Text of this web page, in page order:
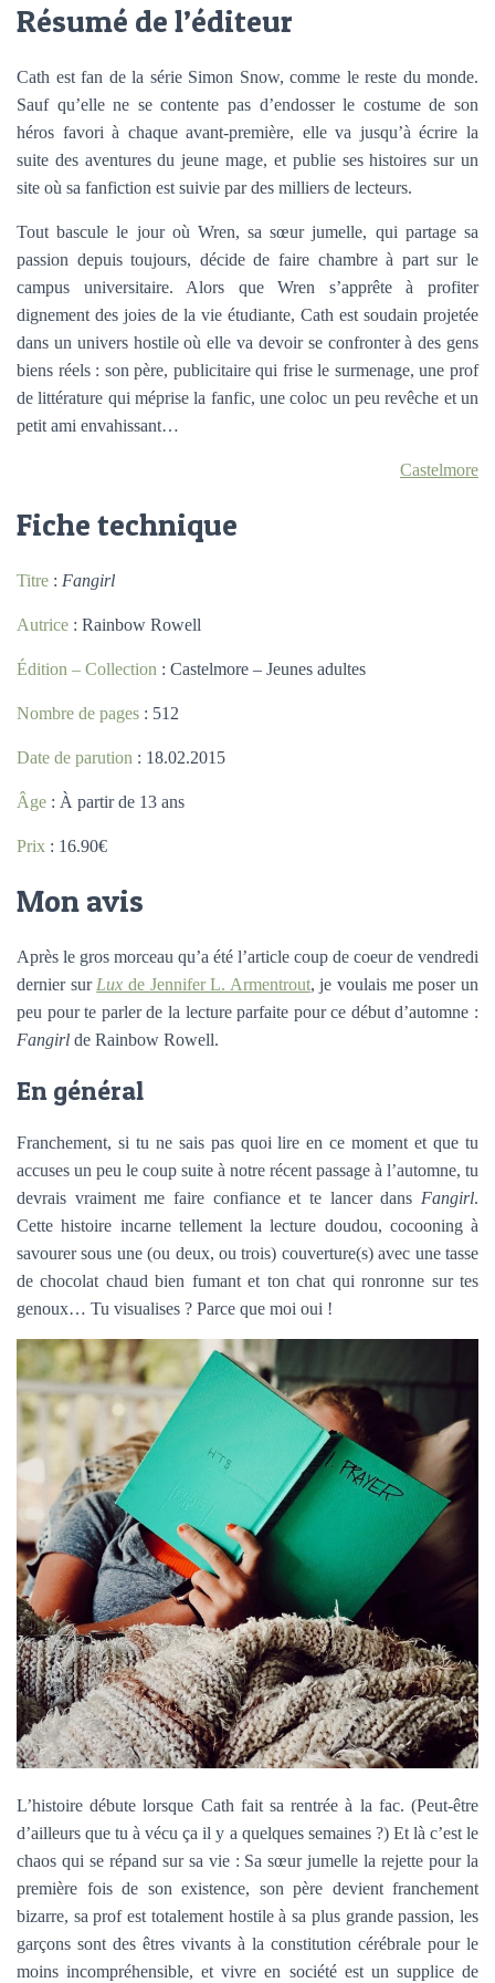
Résumé de l’éditeur
Cath est fan de la série Simon Snow, comme le reste du monde.
Sauf qu’elle ne se contente pas d’endosser le costume de son
héros favori à chaque avant-première, elle va jusqu’à écrire la
suite des aventures du jeune mage, et publie ses histoires sur un
site où sa fanfiction est suivie par des milliers de lecteurs.
Tout bascule le jour où Wren, sa sœur jumelle, qui partage sa
passion depuis toujours, décide de faire chambre à part sur le
campus universitaire. Alors que Wren s’apprête à profiter
dignement des joies de la vie étudiante, Cath est soudain projetée
dans un univers hostile où elle va devoir se confronter à des gens
biens réels : son père, publicitaire qui frise le surmenage, une prof
de littérature qui méprise la fanfic, une coloc un peu revêche et un
petit ami envahissant…
Castelmore
Fiche technique
Titre : Fangirl
Autrice : Rainbow Rowell
Édition – Collection : Castelmore – Jeunes adultes
Nombre de pages : 512
Date de parution : 18.02.2015
Âge : À partir de 13 ans
Prix : 16.90€
Mon avis
Après le gros morceau qu’a été l’article coup de coeur de vendredi
dernier sur Lux de Jennifer L. Armentrout, je voulais me poser un
peu pour te parler de la lecture parfaite pour ce début d’automne :
Fangirl de Rainbow Rowell.
En général
Franchement, si tu ne sais pas quoi lire en ce moment et que tu
accuses un peu le coup suite à notre récent passage à l’automne, tu
devrais vraiment me faire confiance et te lancer dans Fangirl.
Cette histoire incarne tellement la lecture doudou, cocooning à
savourer sous une (ou deux, ou trois) couverture(s) avec une tasse
de chocolat chaud bien fumant et ton chat qui ronronne sur tes
genoux… Tu visualises ? Parce que moi oui !
L’histoire débute lorsque Cath fait sa rentrée à la fac. (Peut-être
d’ailleurs que tu à vécu ça il y a quelques semaines ?) Et là c’est le
chaos qui se répand sur sa vie : Sa sœur jumelle la rejette pour la
première fois de son existence, son père devient franchement
bizarre, sa prof est totalement hostile à sa plus grande passion, les
garçons sont des êtres vivants à la constitution cérébrale pour le
moins incompréhensible, et vivre en société est un supplice de